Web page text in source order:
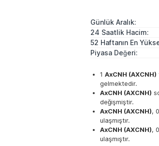
Günlük Aralık:
24 Saatlik Hacim:
52 Haftanın En
Piyasa Değeri:
1 AxCNH (AXCNH)
gelmektedir.
AxCNH (AXCNH)
değişmiştir.
AxCNH (AXCNH),
ulaşmıştır.
AxCNH (AXCNH),
ulaşmıştır.